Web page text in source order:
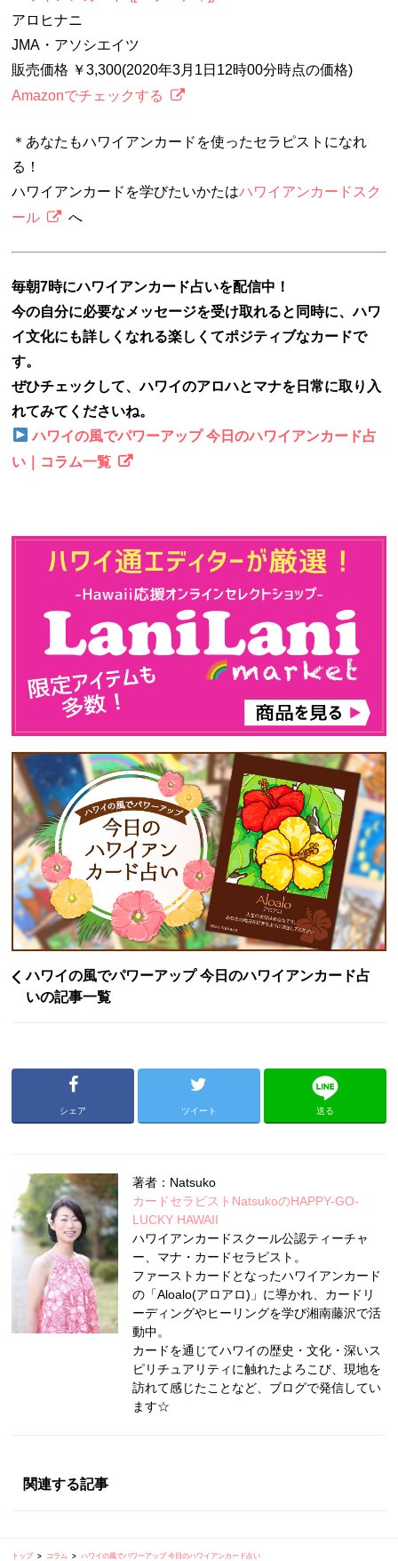
アロヒナニ
JMA・アソシエイツ
販売価格 ￥3,300(2020年3月1日12時00分時点の価格)
Amazonでチェックする
＊あなたもハワイアンカードを使ったセラピストになれ
る！
ハワイアンカードを学びたいかたはハワイアンカードスク
ール
へ
毎朝7時にハワイアンカード占いを配信中！
今の自分に必要なメッセージを受け取れると同時に、ハワ
イ文化にも詳しくなれる楽しくてポジティブなカードで
す。
ぜひチェックして、ハワイのアロハとマナを日常に取り入
れてみてくださいね。
ハワイの風でパワーアップ 今日のハワイアンカード占
い｜コラム一覧
ハワイの風でパワーアップ 今日のハワイアンカード占
いの記事一覧
シェア ツイート 送る
著者：Natsuko
カードセラピストNatsukoのHAPPY-GO-
LUCKY HAWAII
ハワイアンカードスクール公認ティーチャ
ー、マナ・カードセラピスト。
ファーストカードとなったハワイアンカード
の「Aloalo(アロアロ)」に導かれ、カードリ
ーディングやヒーリングを学び湘南藤沢で活
動中。
カードを通じてハワイの歴史・文化・深いス
ピリチュアリティに触れたよろこび、現地を
訪れて感じたことなど、ブログで発信してい
ます☆
関連する記事
トップ コラム
ハワイの風でパワーアップ 今日のハワイアンカード占い